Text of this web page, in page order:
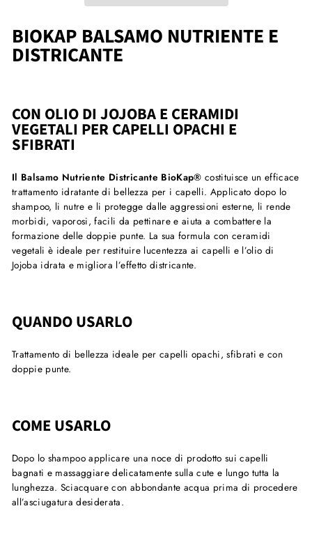
BIOKAP BALSAMO NUTRIENTE E
DISTRICANTE
CON OLIO DI JOJOBA E CERAMIDI
VEGETALI PER CAPELLI OPACHI E
SFIBRATI
Il Balsamo Nutriente Districante BioKap® costituisce un efficace
trattamento idratante di bellezza per i capelli. Applicato dopo lo
shampoo, li nutre e li protegge dalle aggressioni esterne, li rende
morbidi, vaporosi, facili da pettinare e aiuta a combattere la
formazione delle doppie punte. La sua formula con ceramidi
vegetali è ideale per restituire lucentezza ai capelli e l’olio di
Jojoba idrata e migliora l’effetto districante.
QUANDO USARLO
Trattamento di bellezza ideale per capelli opachi, sfibrati e con
doppie punte.
COME USARLO
Dopo lo shampoo applicare una noce di prodotto sui capelli
bagnati e massaggiare delicatamente sulla cute e lungo tutta la
lunghezza. Sciacquare con abbondante acqua prima di procedere
all’asciugatura desiderata.